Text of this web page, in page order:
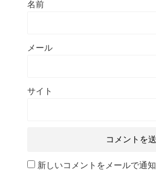
名前
メール
サイト
新しいコメントをメールで通知